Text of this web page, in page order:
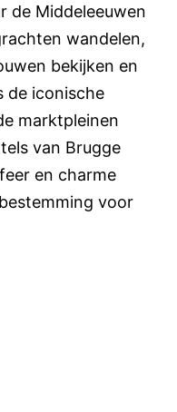
de Middeleeuwen
wandelen,
bekijken en
de iconische
marktpleinen
van Brugge
en charme
voor